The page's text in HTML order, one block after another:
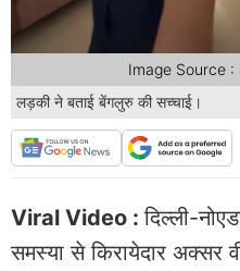
लड़की ने बताई बेंगलुरु की सच्चाई।
Image Source :
Viral Video :दिल्ली-
समस्या से किरायेदार अक्सर